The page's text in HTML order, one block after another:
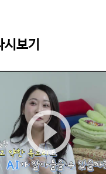
보기
play_circle_outline